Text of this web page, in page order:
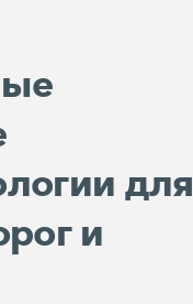
для
и